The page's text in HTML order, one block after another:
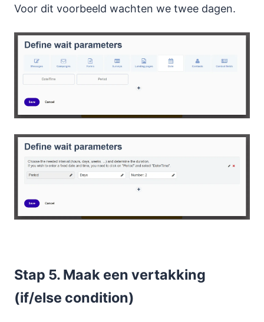
Voor dit voorbeeld wachten we twee dagen.
Stap 5. Maak een vertakking
(if/else condition)